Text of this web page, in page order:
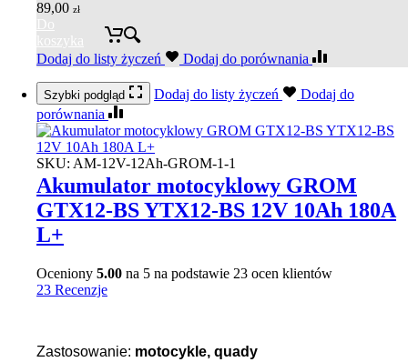
89,00 zł
Do
koszyka
Dodaj do listy życzeń
Dodaj do porównania
Szybki podgląd Dodaj do listy życzeń
Dodaj do
porównania
SKU: AM-12V-12Ah-GROM-1-1
Akumulator motocyklowy GROM
GTX12-BS YTX12-BS 12V 10Ah 180A
L+
Oceniony 5.00 na 5 na podstawie 23 ocen klientów
23 Recenzje
Zastosowanie: motocykle, quady